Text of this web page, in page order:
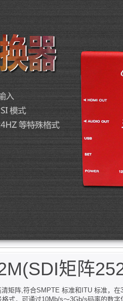
矩阵
阵,符合SMPTE 标准和ITU 标准，
式，可通过10Mb/s～3Gb/s码率的